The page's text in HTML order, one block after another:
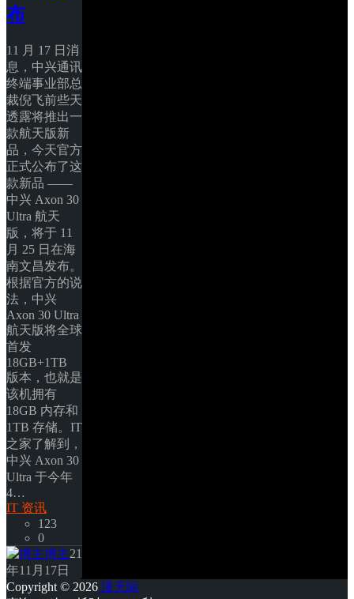
布
11 月 17 日消
息，中兴通讯
终端事业部总
裁倪飞前些天
透露将推出一
款航天版新
品，今天官方
正式公布了这
款新品 ——
中兴 Axon 30
Ultra 航天
版，将于 11
月 25 日在海
南文昌发布。
根据官方的说
法，中兴
Axon 30 Ultra
航天版将全球
首发
18GB+1TB
版本，也就是
该机拥有
18GB 内存和
1TB 存储。IT
之家了解到，
中兴 Axon 30
Ultra 于今年
4…
IT 资讯
123
0
博主21
年11月17日
Copyright © 2026 漫无际